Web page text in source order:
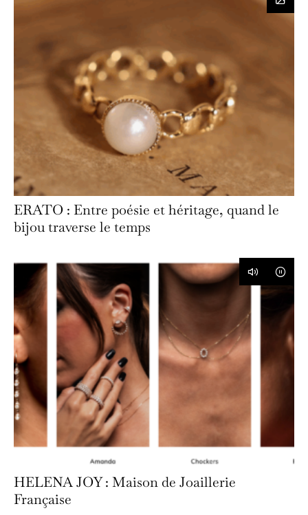
ERATO : Entre poésie et héritage, quand le
bijou traverse le temps
HELENA JOY : Maison de Joaillerie
Française